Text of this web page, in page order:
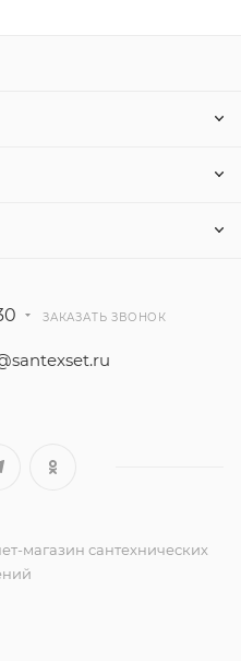
ЗАКАЗАТЬ ЗВОНОК
магазин сантехнических